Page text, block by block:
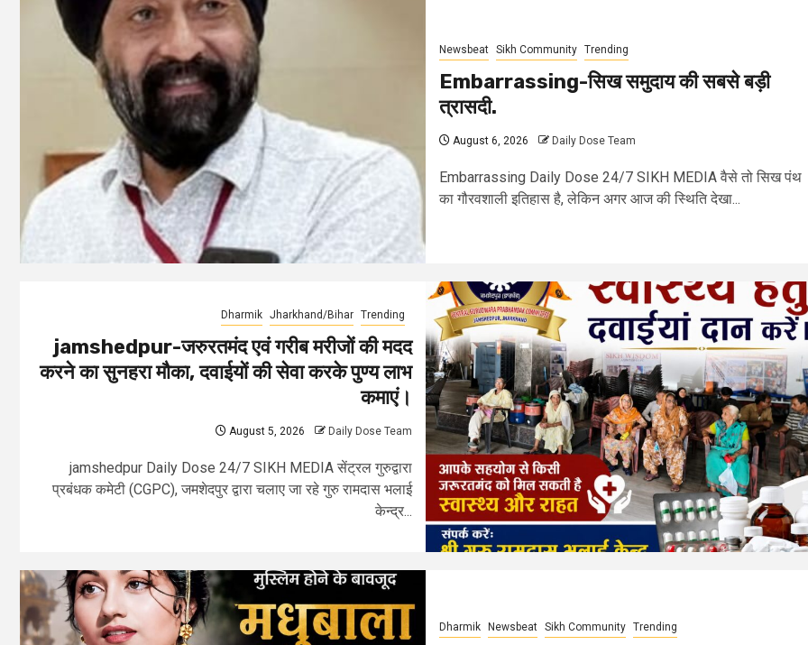
Newsbeat Sikh Community Trending
Embarrassing-सिख समुदाय की सबसे बड़ी
त्रासदी.
August 6, 2026 Daily Dose Team
Embarrassing Daily Dose 24/7 SIKH MEDIA वैसे तो सिख पंथ
का गौरवशाली इतिहास है, लेकिन अगर आज की स्थिति देखा...
Dharmik Jharkhand/Bihar Trending
jamshedpur-जरुरतमंद एवं गरीब मरीजों की मदद
करने का सुनहरा मौका, दवाईयों की सेवा करके पुण्य लाभ
कमाएं।
August 5, 2026 Daily Dose Team
jamshedpur Daily Dose 24/7 SIKH MEDIA सेंट्रल गुरुद्वारा
प्रबंधक कमेटी (CGPC), जमशेदपुर द्वारा चलाए जा रहे गुरु रामदास भलाई
केन्द्र...
Dharmik Newsbeat Sikh Community Trending